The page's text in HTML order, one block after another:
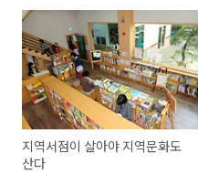
지역서점이 살아야 지역문화도
산다